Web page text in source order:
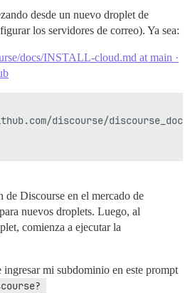
desde un nuevo droplet de
los servidores de correo). Ya sea:
docs/INSTALL-cloud.md at main ·
discourse/
de Discourse en el mercado de
nuevos droplets. Luego, al
comienza a ejecutar la
ingresar mi subdominio en este prompt